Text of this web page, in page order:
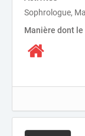
Sophrologue,
Manière dont